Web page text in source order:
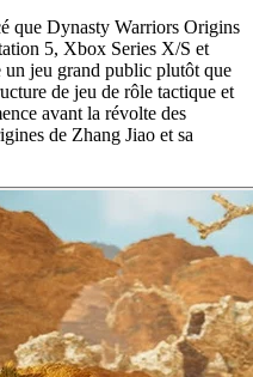
que Dynasty Warriors Origins
5, Xbox Series X/S et
un jeu grand public plutôt que
de jeu de rôle tactique et
avant la révolte des
de Zhang Jiao et sa